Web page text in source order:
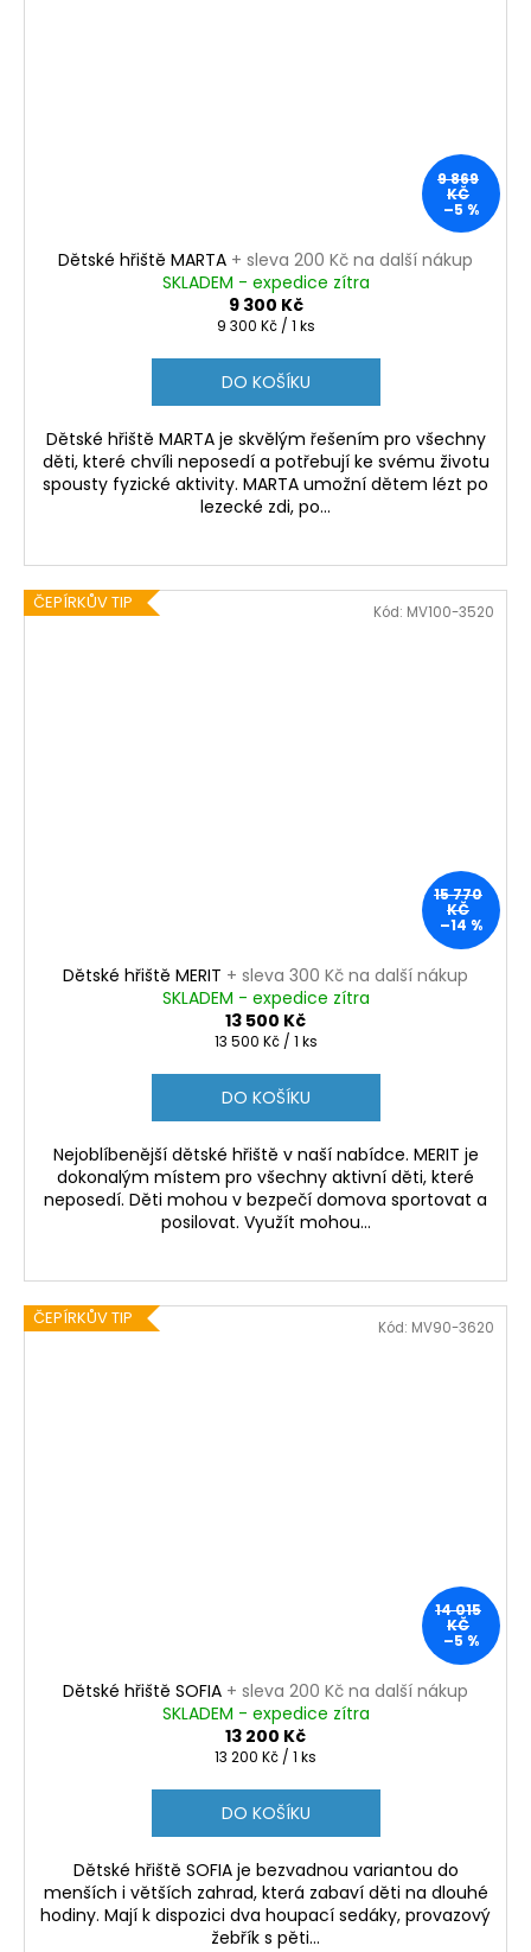
9 869
KČ
–5 %
Dětské hřiště MARTA + sleva 200 Kč na další nákup
SKLADEM - expedice zítra
9 300 Kč
Měrná
9 300 Kč / 1 ks
DO KOŠÍKU
Dětské hřiště MARTA je skvělým řešením pro všechny
děti, které chvíli neposedí a potřebují ke svému životu
spousty fyzické aktivity. MARTA umožní dětem lézt po
lezecké zdi, po...
ČEPÍRKŮV TIP
15 770
KČ
–14 %
Dětské hřiště MERIT + sleva 300 Kč na další nákup
SKLADEM - expedice zítra
13 500 Kč
Měrná
13 500 Kč / 1 ks
DO KOŠÍKU
Nejoblíbenější dětské hřiště v naší nabídce. MERIT je
dokonalým místem pro všechny aktivní děti, které
neposedí. Děti mohou v bezpečí domova sportovat a
posilovat. Využít mohou...
Kód: MV100-3520
ČEPÍRKŮV TIP
14 015
KČ
–5 %
Dětské hřiště SOFIA + sleva 200 Kč na další nákup
SKLADEM - expedice zítra
13 200 Kč
Měrná
13 200 Kč / 1 ks
DO KOŠÍKU
Dětské hřiště SOFIA je bezvadnou variantou do
menších i větších zahrad, která zabaví děti na dlouhé
hodiny. Mají k dispozici dva houpací sedáky, provazový
žebřík s pěti...
Kód: MV90-3620